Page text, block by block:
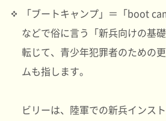
「ブートキャンプ」＝「boot
などで俗に言う「新兵向けの基
転じて、青少年犯罪者のための
ムも指します。
ビリーは、陸軍での新兵インス